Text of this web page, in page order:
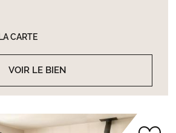
VOIR LE BIEN
CARTE